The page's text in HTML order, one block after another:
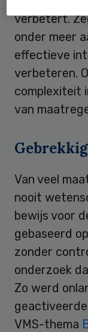
verbetert.
onder meer
effectieve
verbeteren.
complexiteit
van
Van veel
nooit
bewijs voor
gebaseerd
zonder
onderzoek
Zo werd
VMS-thema